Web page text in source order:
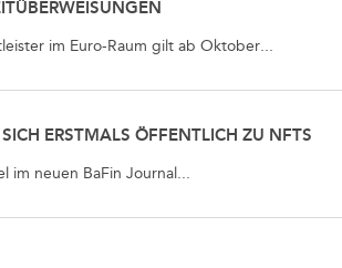
im Euro-Raum gilt ab Oktober...
ERSTMALS ÖFFENTLICH ZU NFTS
im neuen BaFin Journal...